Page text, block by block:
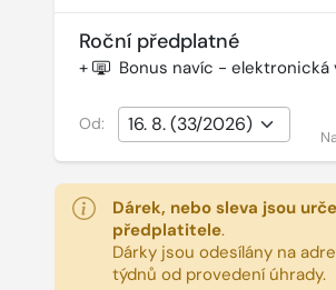
Roční předplatné
+ Bonus navíc - elektronická
Od:
Dárek, nebo sleva jsou
předplatitele.
Dárky jsou odesílány na
týdnů od provedení úhrady.